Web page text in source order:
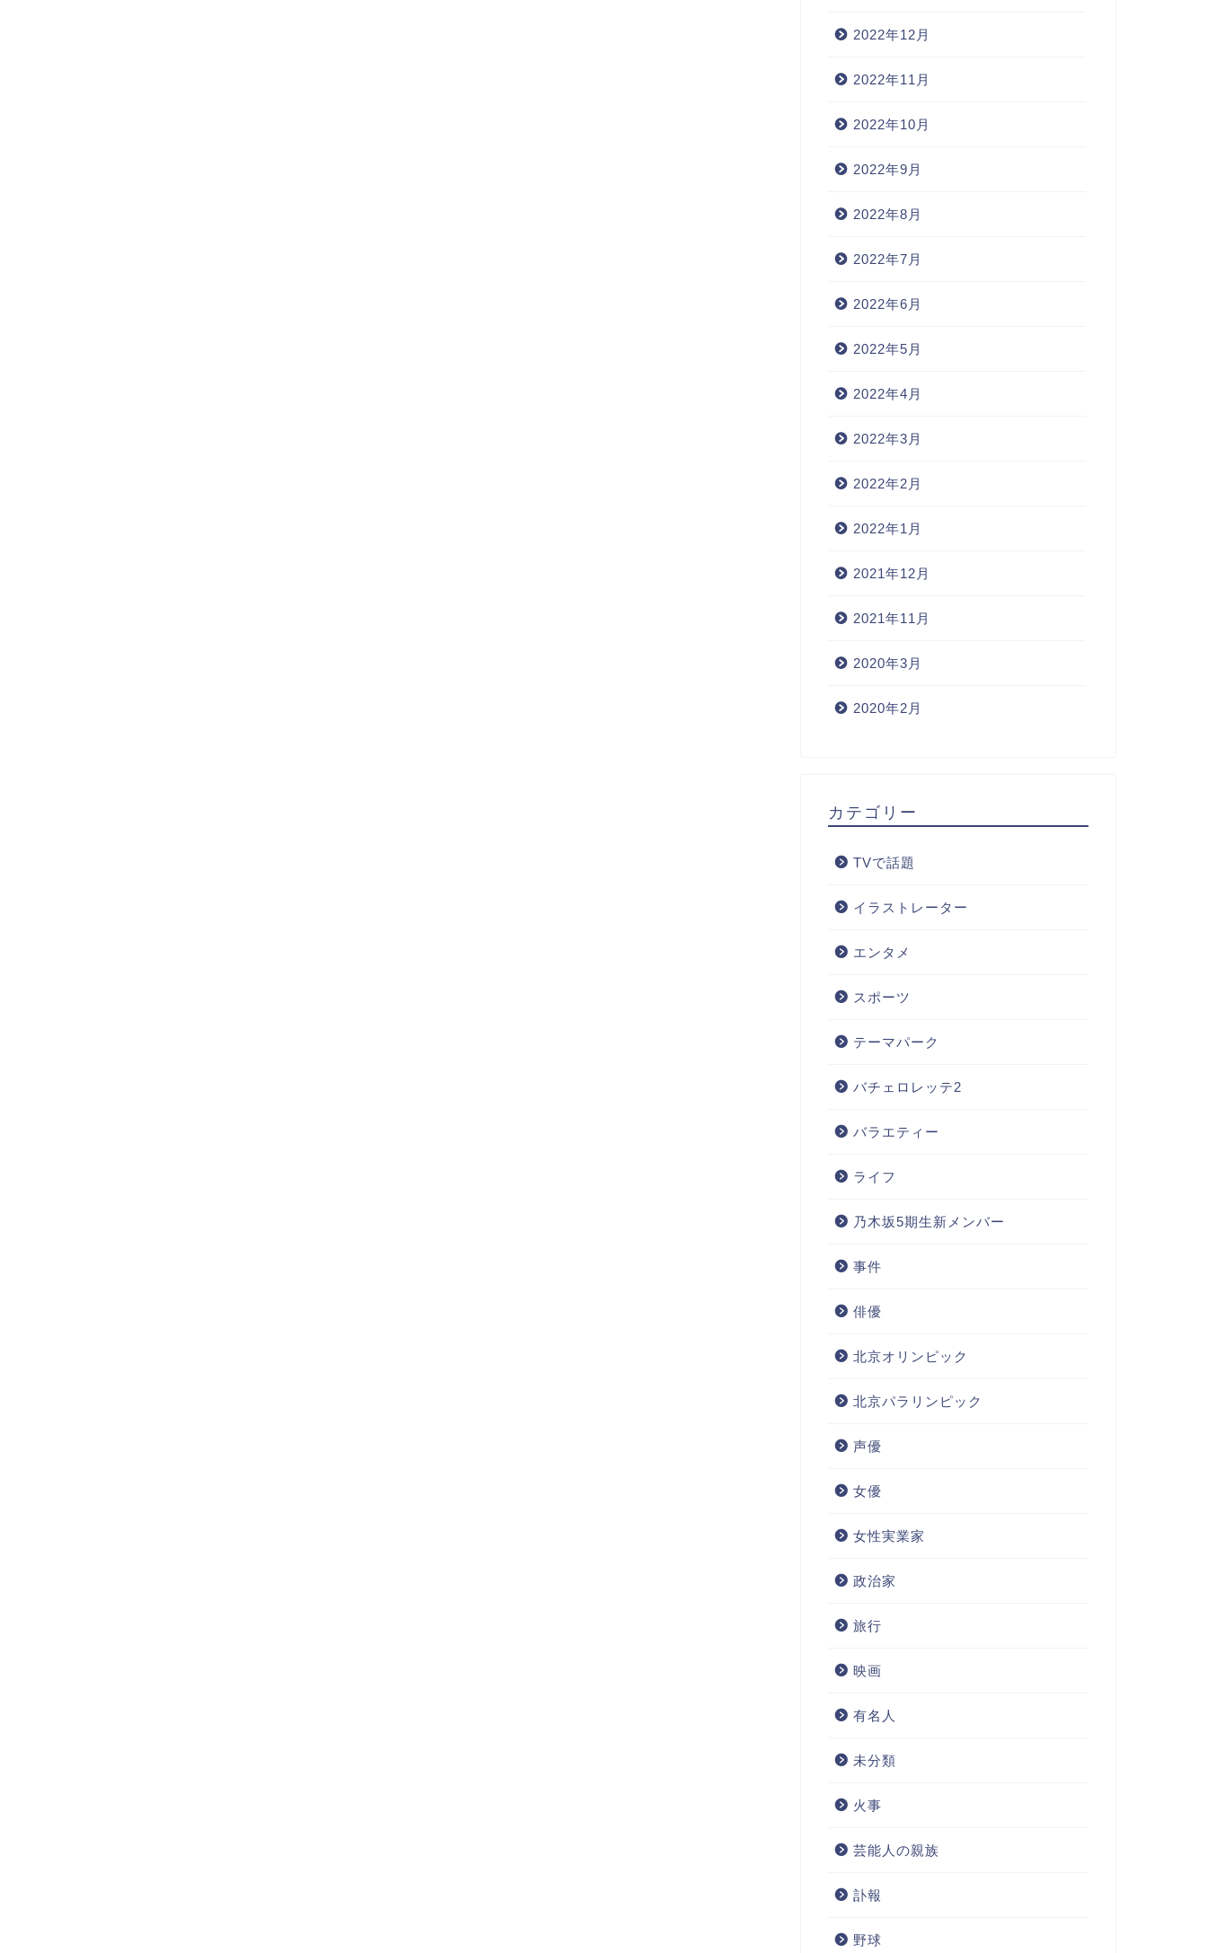
2022年12月
2022年11月
2022年10月
2022年9月
2022年8月
2022年7月
2022年6月
2022年5月
2022年4月
2022年3月
2022年2月
2022年1月
2021年12月
2021年11月
2020年3月
2020年2月
カテゴリー
TVで話題
イラストレーター
エンタメ
スポーツ
テーマパーク
バチェロレッテ2
バラエティー
ライフ
乃木坂5期生新メンバー
事件
俳優
北京オリンピック
北京パラリンピック
声優
女優
女性実業家
政治家
旅行
映画
有名人
未分類
火事
芸能人の親族
訃報
野球